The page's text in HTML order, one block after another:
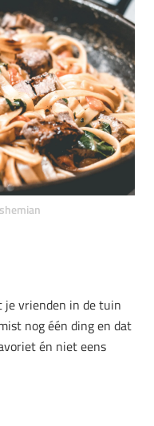
je vrienden in de tuin
nog één ding en dat
én niet eens